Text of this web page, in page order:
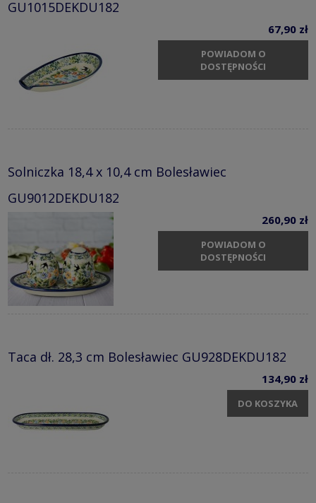
GU1015DEKDU182
67,90 zł
POWIADOM O
DOSTĘPNOŚCI
Solniczka 18,4 x 10,4 cm Bolesławiec
GU9012DEKDU182
260,90 zł
POWIADOM O
DOSTĘPNOŚCI
Taca dł. 28,3 cm Bolesławiec GU928DEKDU182
134,90 zł
DO KOSZYKA